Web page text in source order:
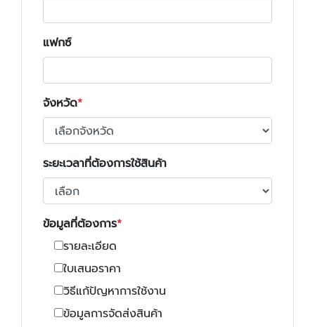
แฟกซ์
จังหวัด
ระยะเวลาที่ต้องการใช้สินค้า
ข้อมูลที่ต้องการ
รายละเอียด
ใบเสนอราคา
วิธีแก้ปัญหาการใช้งาน
ข้อมูลการจัดส่งสินค้า